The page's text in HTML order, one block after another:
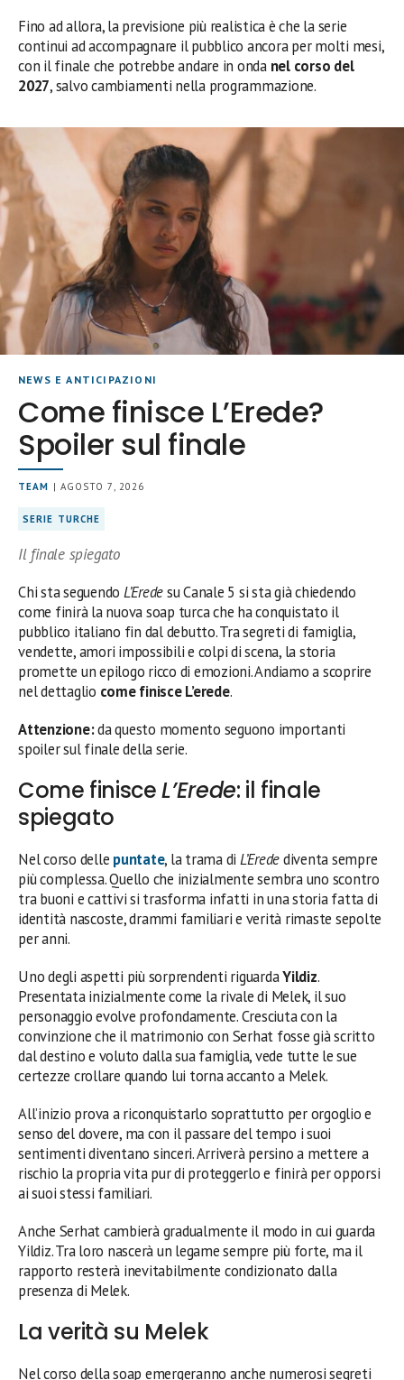
Fino ad allora, la previsione più realistica è che la serie
continui ad accompagnare il pubblico ancora per molti mesi,
con il finale che potrebbe andare in onda nel corso del
2027, salvo cambiamenti nella programmazione.
NEWS E ANTICIPAZIONI
Come finisce L’Erede?
Spoiler sul finale
TEAM | AGOSTO 7, 2026
SERIE TURCHE
Il finale spiegato
Chi sta seguendo L’Eredesu Canale 5 si sta già chiedendo
come finirà la nuova soap turca che ha conquistato il
pubblico italiano fin dal debutto. Tra segreti di famiglia,
vendette, amori impossibili e colpi di scena, la storia
promette un epilogo ricco di emozioni. Andiamo a scoprire
nel dettaglio come finisce L’erede.
Attenzione:da questo momento seguono importanti
spoiler sul finale della serie.
Come finisceL’Erede: il finale
spiegato
Nel corso delle puntate, la trama di L’Eredediventa sempre
più complessa. Quello che inizialmente sembra uno scontro
tra buoni e cattivi si trasforma infatti in una storia fatta di
identità nascoste, drammi familiari e verità rimaste sepolte
per anni.
Uno degli aspetti più sorprendenti riguardaYildiz.
Presentata inizialmente come la rivale di Melek, il suo
personaggio evolve profondamente. Cresciuta con la
convinzione che il matrimonio con Serhat fosse già scritto
dal destino e voluto dalla sua famiglia, vede tutte le sue
certezze crollare quando lui torna accanto a Melek.
All’inizio prova a riconquistarlo soprattutto per orgoglio e
senso del dovere, ma con il passare del tempo i suoi
sentimenti diventano sinceri. Arriverà persino a mettere a
rischio la propria vita pur di proteggerlo e finirà per opporsi
ai suoi stessi familiari.
Anche Serhat cambierà gradualmente il modo in cui guarda
Yildiz. Tra loro nascerà un legame sempre più forte, ma il
rapporto resterà inevitabilmente condizionato dalla
presenza di Melek.
La verità su Melek
Nel corso della soap emergeranno anche numerosi segreti